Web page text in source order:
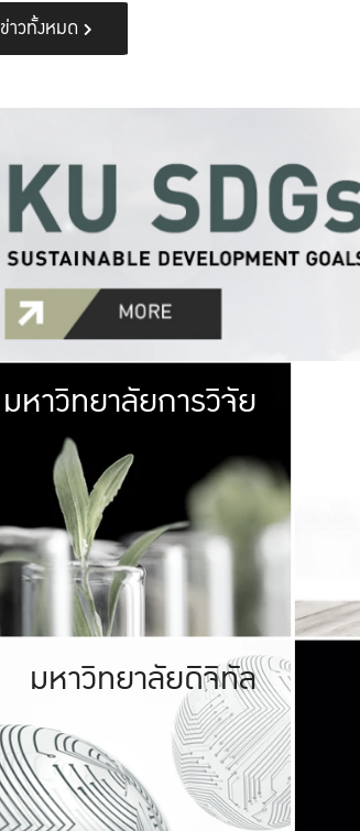
ข่าวทั้งหมด
มหาวิทยาลัย
เกษตรศาสตร์ มีพื้นที่เขียวสดใส หนาแน่น
เป็นป่าในเมือง (URBAN FOREST)
เกษตรในเมือง (URBAN AGRICULTURE)
ที่นับรวมกันได้ประมาณ 1,400 ไร่
มหาวิทยาลัยการวิจัย
มหาวิทยาลัยรับผิดชอบต่อสังคม
ร่วมมือกับชุมชน เพื่อความกินดีอยู่ดี
และความสุขอย่างยั่งยืน
มองปัญหาในภาพกว้าง
แก้ไขจากปัญหาจุดเล็กๆ
มหาวิทยาลัยดิจิทัล